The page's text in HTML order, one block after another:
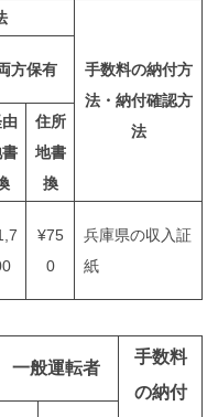
手数料の納付方
法・納付確認方
法
方保有
住所
地書
換
¥75
0
兵庫県の収入証
紙
一般運転者
手数料
の納付